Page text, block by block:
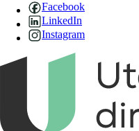
Facebook
LinkedIn
Instagram